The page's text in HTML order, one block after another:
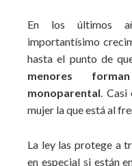
En los últimos
importantísimo
hasta el punto de
menores
monoparental. Casi
mujer la que está al
La ley las protege a
en especial si están